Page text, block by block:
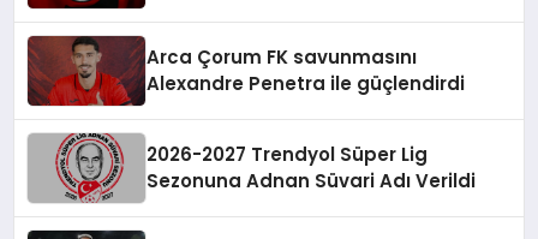
Arca Çorum FK savunmasını
Alexandre Penetra ile güçlendirdi
2026-2027 Trendyol Süper Lig
Sezonuna Adnan Süvari Adı Verildi